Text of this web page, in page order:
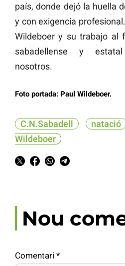
país, donde dejó la huella
y con exigencia
Wildeboer y su trabajo al
sabadellense y
nosotros.
Foto portada: Paul Wildeboer.
C.N.Sabadell natació
Wildeboer
Nou
Comentari *